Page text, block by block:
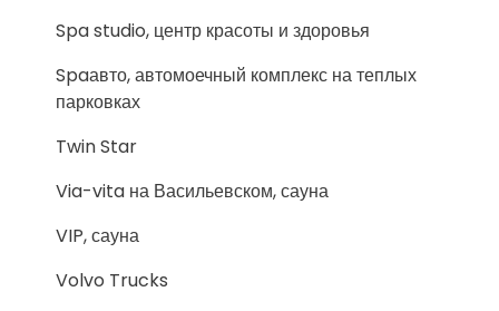
Spa studio, центр красоты и здоровья
Spaавто, автомоечный комплекс на теплых
парковках
Twin Star
Via-vita на Васильевском, сауна
VIP, сауна
Volvo Trucks